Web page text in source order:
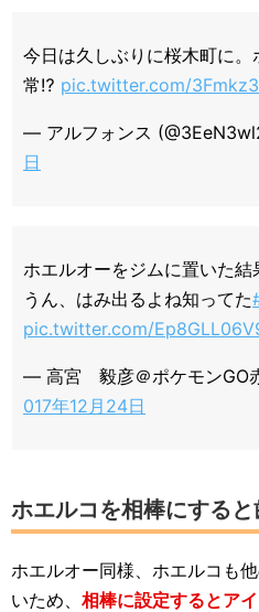
今日は久しぶりに桜木町に
常⁉️ pic.twitter.com/
— アルフォンス
日
ホエルオーをジムに置いた
うん、はみ出るよね知ってた
pic.twitter.com/
— 高宮 毅彦＠ポケモンGO
017年12月24日
ホエルコを相棒にする
ホエルオー同様、ホエルコも
いため、 相棒に設定するとア